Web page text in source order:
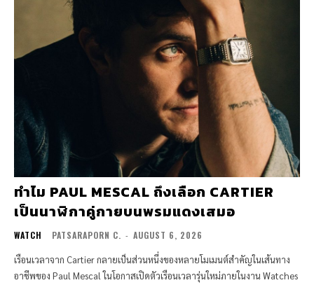
ทำไม PAUL MESCAL ถึงเลือก CARTIER
เป็นนาฬิกาคู่กายบนพรมแดงเสมอ
WATCH PATSARAPORN C. - AUGUST 6, 2026
เรือนเวลาจาก Cartier กลายเป็นส่วนหนึ่งของหลายโมเมนต์สำคัญในเส้นทาง
อาชีพของ Paul Mescal ในโอกาสเปิดตัวเรือนเวลารุ่นใหม่ภายในงาน Watches